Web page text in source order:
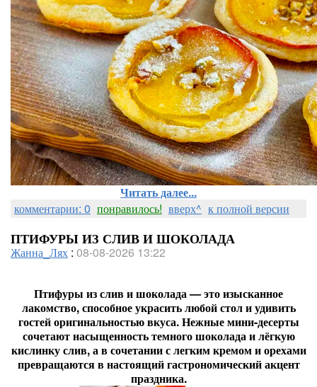
Читать далее...
комментарии: 0 понравилось! вверх^ к полной версии
ПТИФУРЫ ИЗ СЛИВ И ШОКОЛАДА
Жанна_Лях : 08-08-2026 13:22
Птифуры из слив и шоколада — это изысканное
лакомство, способное украсить любой стол и удивить
гостей оригинальностью вкуса. Нежные мини-десерты
сочетают насыщенность темного шоколада и лёгкую
кислинку слив, а в сочетании с легким кремом и орехами
превращаются в настоящий гастрономический акцент
праздника.